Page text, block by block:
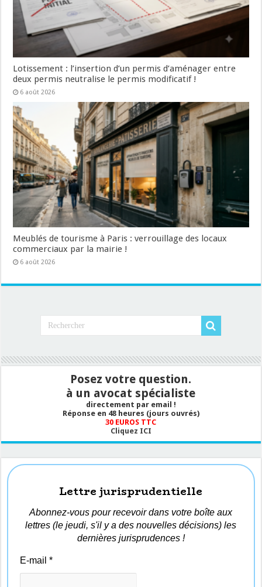
Lotissement : l’insertion d’un permis d’aménager entre
deux permis neutralise le permis modificatif !
6 août 2026
Meublés de tourisme à Paris : verrouillage des locaux
commerciaux par la mairie !
6 août 2026
Posez votre question.
à un avocat spécialiste
directement par email !
Réponse en 48 heures (jours ouvrés)
30 EUROS TTC
Cliquez ICI
Lettre jurisprudentielle
Abonnez-vous pour recevoir dans votre boîte aux
lettres (le jeudi, s'il y a des nouvelles décisions) les
dernières jurisprudences !
E-mail*